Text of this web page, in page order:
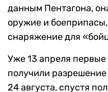
данным Пентагона,
оружие и
снаряжение для
Уже 13 апреля
получили
24 августа, спустя